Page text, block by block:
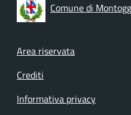
Comune di
Footer menu
Area riservata
Crediti
Informativa privacy